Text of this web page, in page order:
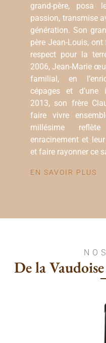
grand-père, posa
passion, transmise
génération. Son
père Jean-Louis,
respect pour la
2006, Jean-Marie
familial, en
cépages et d’une
2013, son frère
faire vivre
millésime
enracinement et
et faire rayonner ce
EN SAVOIR PLUS
De la